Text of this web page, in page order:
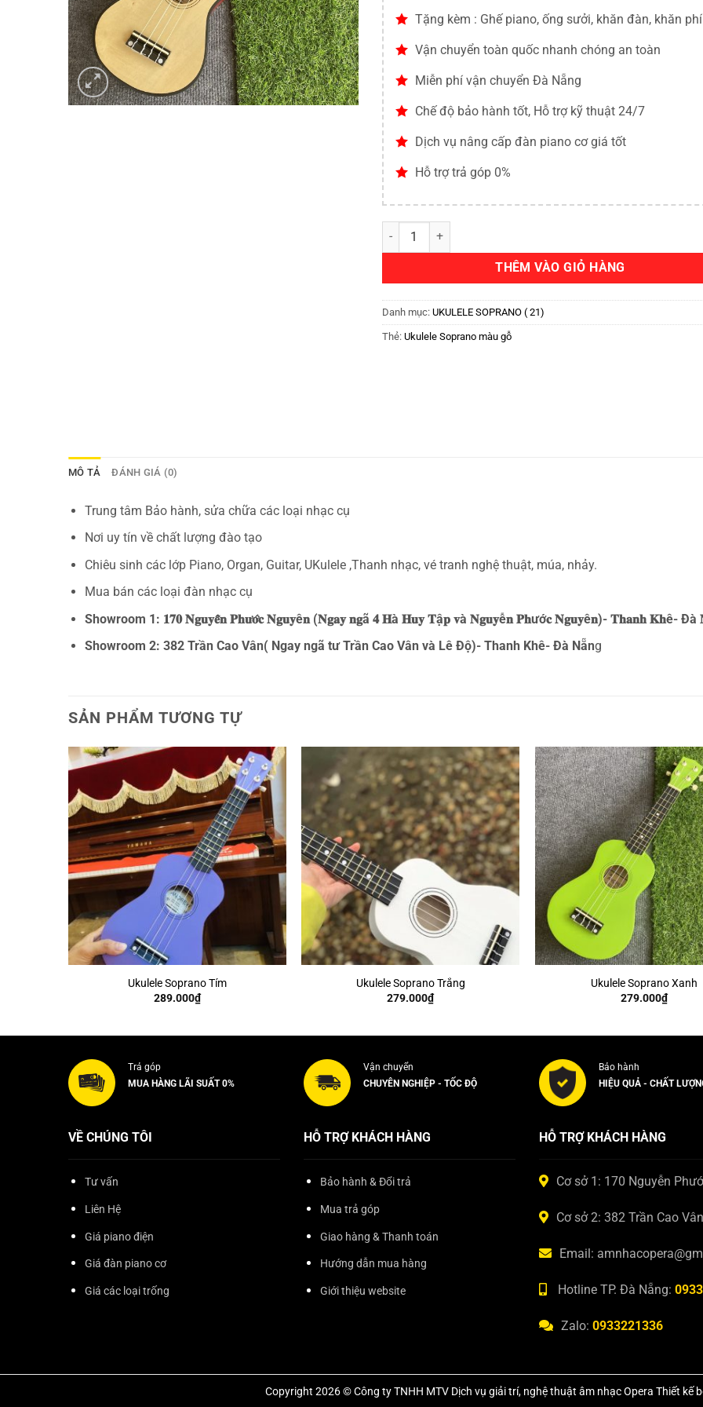
Tặng kèm : Ghế piano, ống sưởi, khăn đàn, khăn
Vận chuyển toàn quốc nhanh chóng an toàn
Miễn phí vận chuyển Đà Nẵng
Chế độ bảo hành tốt, Hỗ trợ kỹ thuật 24/7
Dịch vụ nâng cấp đàn piano cơ giá tốt
Hỗ trợ trả góp 0%
THÊM VÀO GIỎ HÀNG
Danh mục: UKULELE SOPRANO ( 21)
Thẻ: Ukulele Soprano màu gỗ
MÔ TẢ ĐÁNH GIÁ (0)
Trung tâm Bảo hành, sửa chữa các loại nhạc cụ
Nơi uy tín về chất lượng đào tạo
Chiêu sinh các lớp Piano, Organ, Guitar, UKulele ,Thanh nhạc, vé tranh nghệ thuật, múa, nhảy.
Mua bán các loại đàn nhạc cụ
Showroom 1: 𝟏𝟕𝟎 𝐍𝐠𝐮𝐲𝐞̂̃𝐧 𝐏𝐡𝐮̛𝐨̛́𝐜 𝐍𝐠𝐮𝐲ê𝐧 (𝐍𝐠𝐚𝐲 𝐧𝐠ã 𝟒 𝐇à 𝐇𝐮𝐲 𝐓ậ𝐩 𝐯à 𝐍𝐠𝐮𝐲ễ𝐧 𝐏𝐡ướ𝐜 𝐍𝐠𝐮𝐲ê𝐧)- 𝐓𝐡𝐚𝐧𝐡 𝐊𝐡ê- Đà
Showroom 2: 382 Trần Cao Vân( Ngay ngã tư Trần Cao Vân và Lê Độ)- Thanh Khê- Đà Nẵng
SẢN PHẨM TƯƠNG TỰ
+
Ukulele Soprano Tím
289.000₫
+
Ukulele Soprano Trắng
279.000₫
+
Ukulele Soprano Xanh
279.000₫
Trả góp
MUA HÀNG LÃI SUẤT 0%
Vận chuyển
CHUYÊN NGHIỆP - TỐC ĐỘ
Bảo hành
HIỆU QUẢ - CHẤT
VỀ CHÚNG TÔI
Tư vấn
Liên Hệ
Giá piano điện
Giá đàn piano cơ
Giá các loại trống
HỖ TRỢ KHÁCH HÀNG
Bảo hành & Đổi trả
Mua trả góp
Giao hàng & Thanh toán
Hướng dẫn mua hàng
Giới thiệu website
HỖ TRỢ KHÁCH HÀNG
Cơ sở 1: 170 Nguyễn
Cơ sở 2: 382 Trần Cao
Email:
Hotline TP. Đà Nẵng:
Zalo: 0933221336
Copyright 2026 © Công ty TNHH MTV Dịch vụ giải trí, nghệ thuật âm nhạc Opera Thiết kế